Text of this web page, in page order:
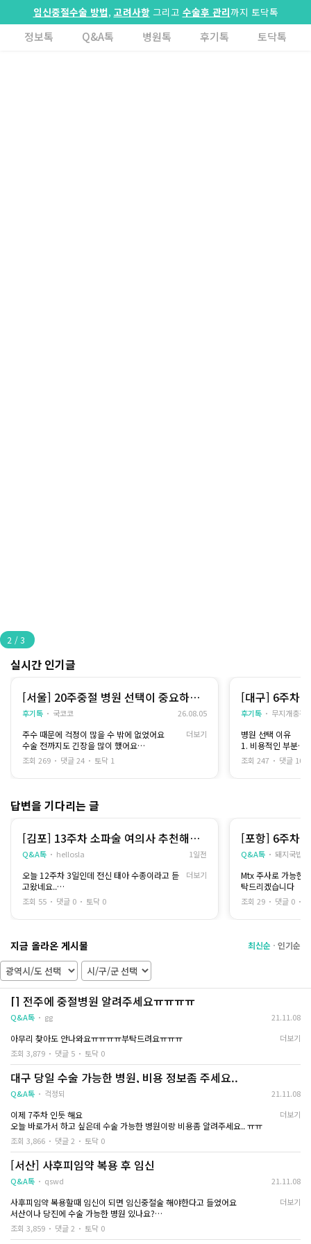
임신중절수술 방법, 고려사항그리고 수술후 관리까지 토닥톡
정보톡 Q&A톡 병원톡 후기톡 토닥톡
2 /3
실시간 인기글
[서울] 20주중절 병원 선택이 중요하다
고 느꼈어요
후기톡 국코코 26.08.05
주수 때문에 걱정이 많을 수 밖에 없었어요
수술 전까지도 긴장을 많이 했어요
그래도 충분히 상담을 받은 뒤 믿을 수 있는 병원
을 선택했고
제가 받은 방법은 입원해서 유도분만을 진행하
오랜 시간 자궁수축 주사를 맞으면서 자궁이 수
축되기를 기다리는 방법이었습니다
시간이 길다 보니 몸도 피곤하고 힘들게 느껴졌
간호사분이 중간중간 진행 상황을 설명해 주고
불편한 점은 없는지 계속 확인해 주셔서 불안감
이 많이 줄었어요
수술이 끝난 뒤에는 생리통보다 조금 강한 통증
하루하루 지나면서 점차 줄어들었고 무리하지
않으니 회복도 생각보다 빨랐습니다
수술 전에는 회복 기간이 오래 걸릴 거라고 걱정
했는데
충분히 휴식을 취하니 몸은 조금씩 제 컨디션을
찾아가는 느낌이 들었습니다
이번 일을 겪으면서 가장 크게 느낀 건 병원 선택
의 중요성이었습니다
같은 과정을 겪더라도 의료진의 설명이나 대응
방식에 따라
환자가 느끼는 불안감은 정말 다를 수 있다는 생
각이 들었어요
혹시 저처럼 20주 중절수술을 앞두고 계신 분이
라면 비용만 비교하기보다는
상담을 충분히 받아보고 믿음이 가는 의료진이
있는 병원을 선택하시길 추천드립니다
그 부분이 생각보다 훨씬 큰 차이를 만들어 주는
것 같습니다
더보기
조회 269 댓글 24 토닥 1
[대구] 6주차
후기톡 무지개충전
병원 선택 이유
1. 비용적인 부분
2. 여자 선생님만 있
하고
제 몸을 남자 선생
았어요
병원 이름은 공개가
대구산부인과 검색
곳이었어요
조심스럽게 대해주
초음파랑 피검사 하
미래를 위해 생각
을 것 같긴 하지만
당장 임신한 상태
혹시나 모를 나중
수액 맞고나서 집
저는 수술 끝나고
미식거리고 어지럼
사람마다 조금씩
조회 247 댓글 10
답변을 기다리는 글
[김포] 13주차 소파술 여의사 추천해주
세요
Q&A톡 hellosla 1일전
오늘 12주차 3일인데 전신 태아 수종이라고 듣
고왔네요..
목 투명대 9mm이구요.. 소개받은 병원은 서울
이라 멀어서
더보기
조회 55 댓글 0 토닥 0
[포항] 6주차
Q&A톡 돼지국밥
Mtx 주사로 가능한
탁드리겠습니다
조회 29 댓글 0
지금 올라온 게시물 최신순 인기순
[] 전주에 중절병원 알려주세요ㅠㅠㅠㅠ
Q&A톡 gg 21.11.08
아무리 찾아도 안나와요ㅠㅠㅠㅠ부탁드려요ㅠㅠㅠ
더보기
조회 3,879
댓글 5 토닥 0
대구 당일 수술 가능한 병원, 비용 정보좀 주세요..
Q&A톡 걱정되 21.11.08
이제 7주차 인듯 해요
오늘 바로가서 하고 싶은데 수술 가능한 병원이랑 비용좀 알려주세요.. ㅠㅠ
더보기
조회 3,866 댓글 2 토닥 0
[서산] 사후피임약 복용 후 임신
Q&A톡 qswd 21.11.08
사후피임약 복용할때 임신이 되면 임신중절술 해야한다고 들었어요
서산이나 당진에 수술 가능한 병원 있나요?
4~5주차인데 마취는 어떻게 하나요?
더보기
조회 3,859 댓글 2 토닥 0